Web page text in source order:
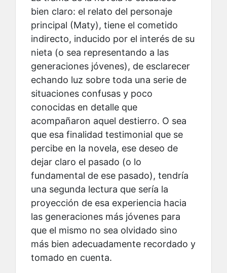
bien claro: el relato del personaje
principal (Maty), tiene el cometido
indirecto, inducido por el interés de su
nieta (o sea representando a las
generaciones jóvenes), de esclarecer
echando luz sobre toda una serie de
situaciones confusas y poco
conocidas en detalle que
acompañaron aquel destierro. O sea
que esa finalidad testimonial que se
percibe en la novela, ese deseo de
dejar claro el pasado (o lo
fundamental de ese pasado), tendría
una segunda lectura que sería la
proyección de esa experiencia hacia
las generaciones más jóvenes para
que el mismo no sea olvidado sino
más bien adecuadamente recordado y
tomado en cuenta.